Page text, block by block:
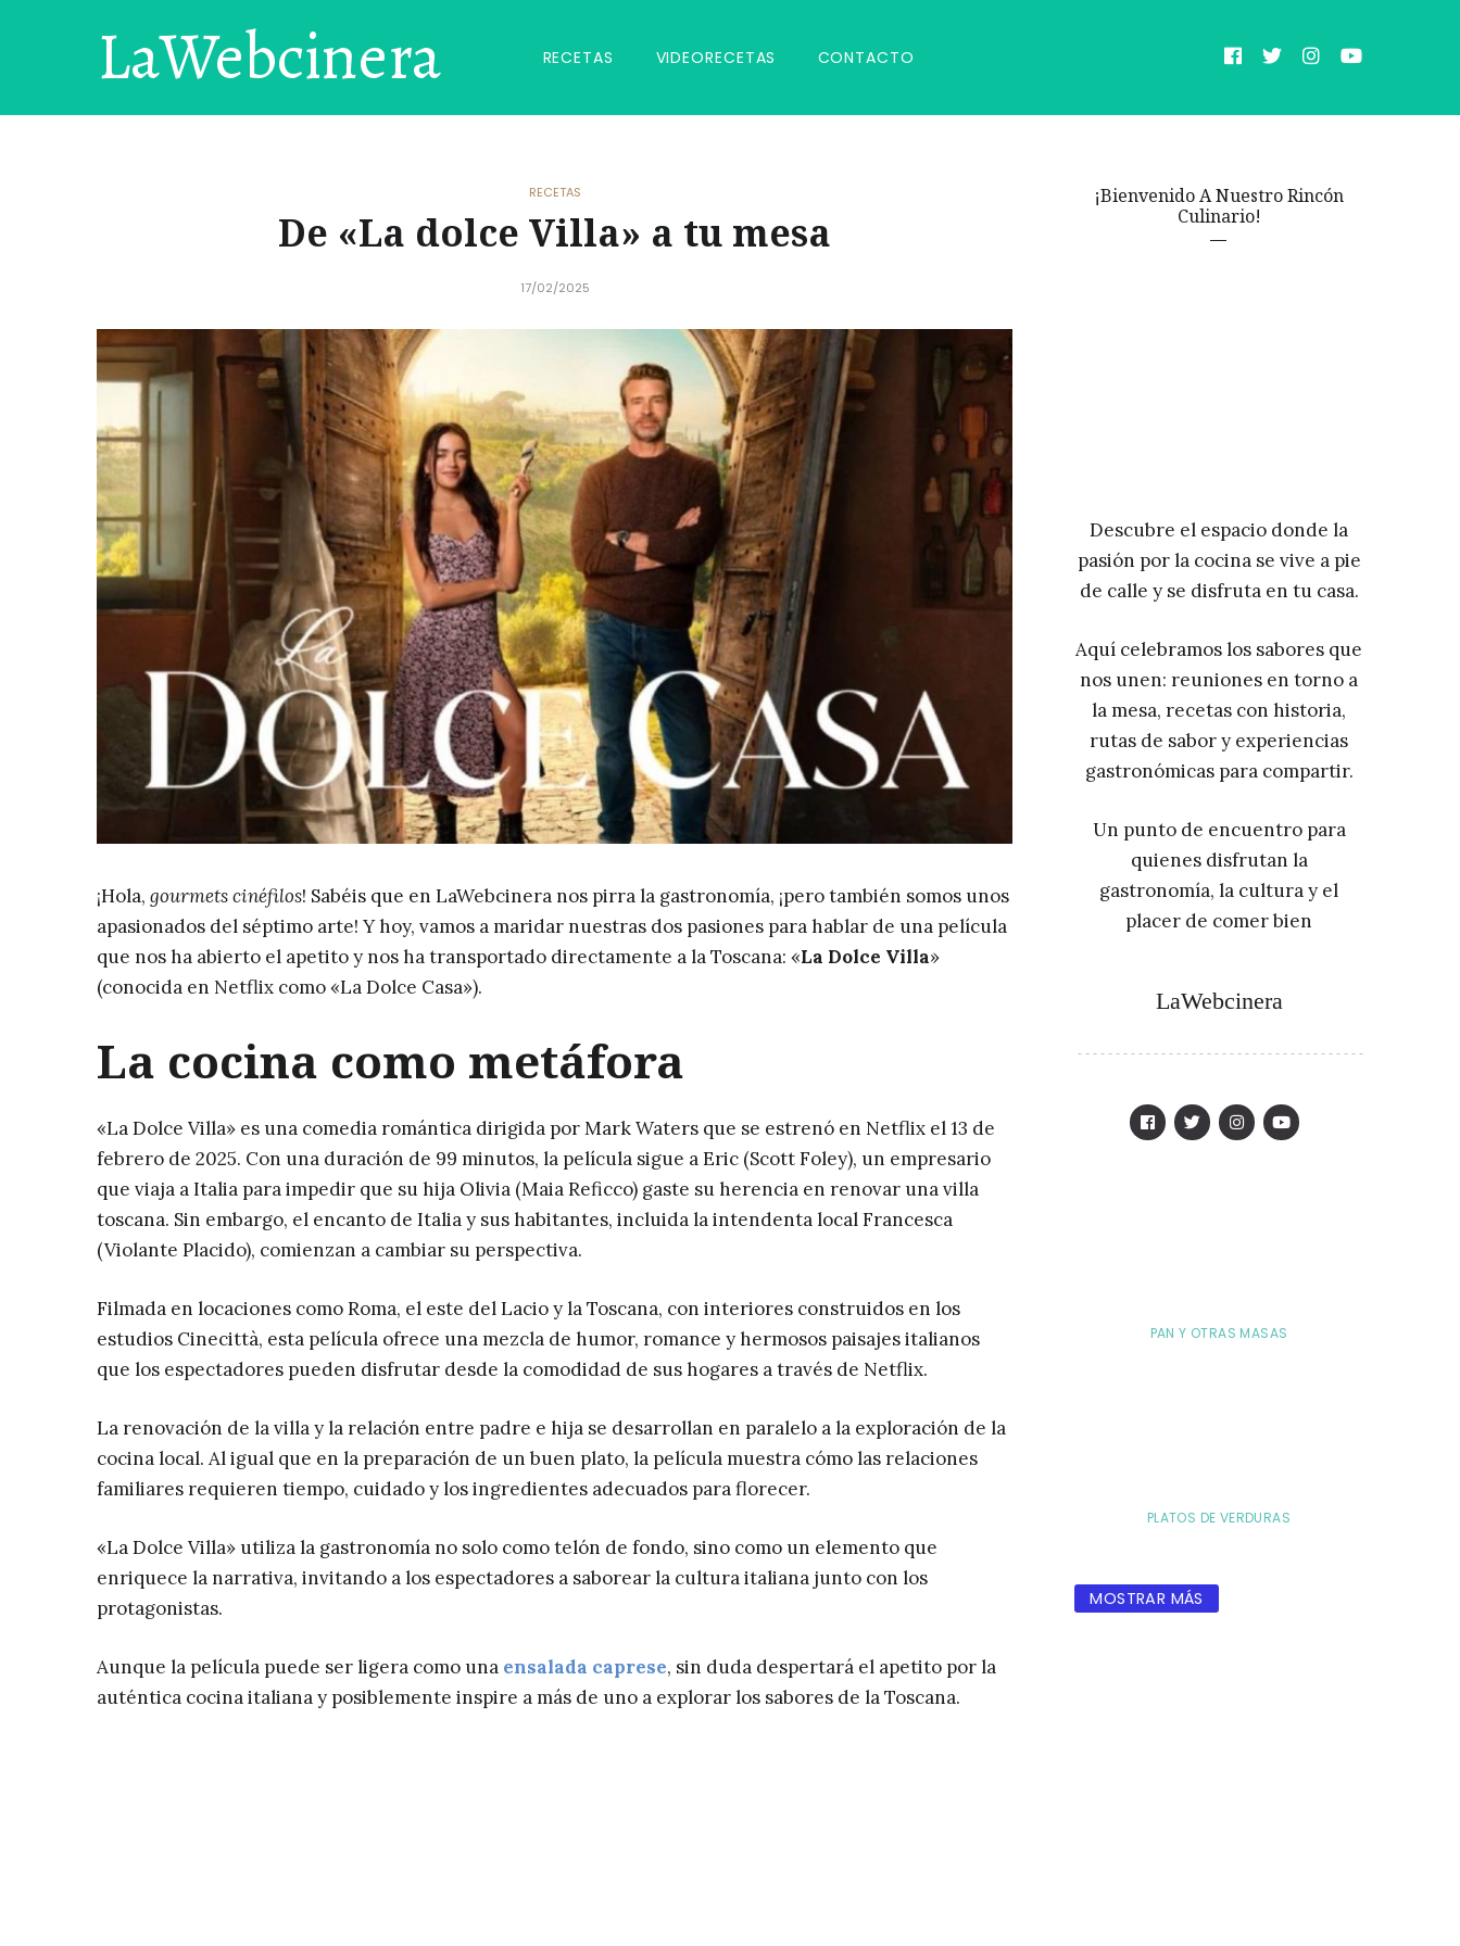
LaWebcinera RECETAS VIDEORECETAS CONTACTO
RECETAS
De «La dolce Villa» a tu mesa
17/02/2025
¡Hola, gourmets cinéfilos! Sabéis que en LaWebcinera nos pirra la gastronomía, ¡pero también somos unos
apasionados del séptimo arte! Y hoy, vamos a maridar nuestras dos pasiones para hablar de una película
que nos ha abierto el apetito y nos ha transportado directamente a la Toscana: «La Dolce Villa»
(conocida en Netflix como «La Dolce Casa»).
La cocina como metáfora
«La Dolce Villa» es una comedia romántica dirigida por Mark Waters que se estrenó en Netflix el 13 de
febrero de 2025. Con una duración de 99 minutos, la película sigue a Eric (Scott Foley), un empresario
que viaja a Italia para impedir que su hija Olivia (Maia Reficco) gaste su herencia en renovar una villa
toscana. Sin embargo, el encanto de Italia y sus habitantes, incluida la intendenta local Francesca
(Violante Placido), comienzan a cambiar su perspectiva.
Filmada en locaciones como Roma, el este del Lacio y la Toscana, con interiores construidos en los
estudios Cinecittà, esta película ofrece una mezcla de humor, romance y hermosos paisajes italianos
que los espectadores pueden disfrutar desde la comodidad de sus hogares a través de Netflix.
La renovación de la villa y la relación entre padre e hija se desarrollan en paralelo a la exploración de la
cocina local. Al igual que en la preparación de un buen plato, la película muestra cómo las relaciones
familiares requieren tiempo, cuidado y los ingredientes adecuados para florecer.
«La Dolce Villa» utiliza la gastronomía no solo como telón de fondo, sino como un elemento que
enriquece la narrativa, invitando a los espectadores a saborear la cultura italiana junto con los
protagonistas.
Aunque la película puede ser ligera como una ensalada caprese, sin duda despertará el apetito por la
auténtica cocina italiana y posiblemente inspire a más de uno a explorar los sabores de la Toscana.
¡Bienvenido A Nuestro Rincón
Culinario!
Descubre el espacio donde la
pasión por la cocina se vive a pie
de calle y se disfruta en tu casa.
Aquí celebramos los sabores que
nos unen: reuniones en torno a
la mesa, recetas con historia,
rutas de sabor y experiencias
gastronómicas para compartir.
Un punto de encuentro para
quienes disfrutan la
gastronomía, la cultura y el
placer de comer bien
LaWebcinera
PAN Y OTRAS MASAS
PLATOS DE VERDURAS
MOSTRAR MÁS